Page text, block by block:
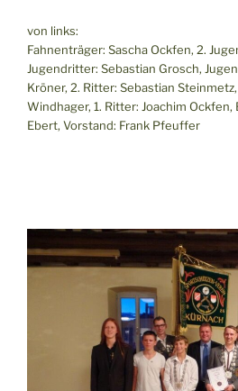
von links:
Fahnenträger: Sascha Ockfen, 2.
Jugendritter: Sebastian Grosch,
Kröner, 2. Ritter: Sebastian
Windhager, 1. Ritter: Joachim
Ebert, Vorstand: Frank Pfeuffer